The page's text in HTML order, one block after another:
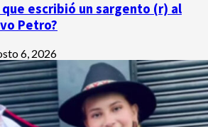
que escribió un sargento (r) al
Petro?
6, 2026